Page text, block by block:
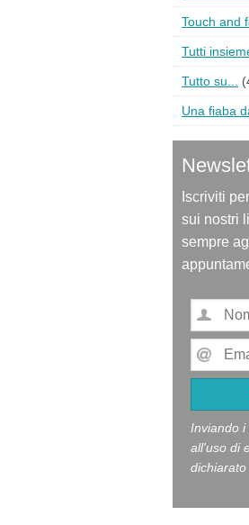
Touch and
Tutti
Tutto su...
Una fiaba
Iscriviti
sui nostri
sempre
Inviando i
all'uso di
dichiarato